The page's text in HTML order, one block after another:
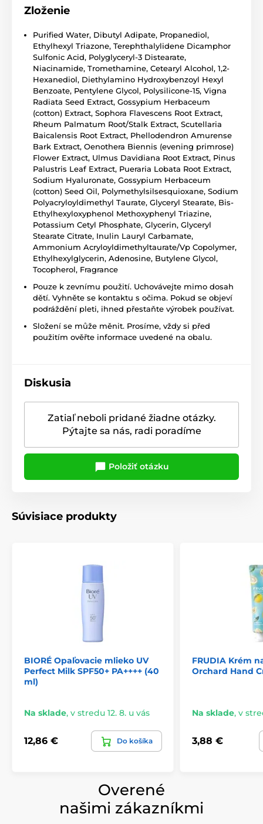
Zloženie
Purified Water, Dibutyl Adipate, Propanediol,
Ethylhexyl Triazone, Terephthalylidene Dicamphor
Sulfonic Acid, Polyglyceryl-3 Distearate,
Niacinamide, Tromethamine, Cetearyl Alcohol, 1,2-
Hexanediol, Diethylamino Hydroxybenzoyl Hexyl
Benzoate, Pentylene Glycol, Polysilicone-15, Vigna
Radiata Seed Extract, Gossypium Herbaceum
(cotton) Extract, Sophora Flavescens Root Extract,
Rheum Palmatum Root/Stalk Extract, Scutellaria
Baicalensis Root Extract, Phellodendron Amurense
Bark Extract, Oenothera Biennis (evening primrose)
Flower Extract, Ulmus Davidiana Root Extract, Pinus
Palustris Leaf Extract, Pueraria Lobata Root Extract,
Sodium Hyaluronate, Gossypium Herbaceum
(cotton) Seed Oil, Polymethylsilsesquioxane, Sodium
Polyacryloyldimethyl Taurate, Glyceryl Stearate, Bis-
Ethylhexyloxyphenol Methoxyphenyl Triazine,
Potassium Cetyl Phosphate, Glycerin, Glyceryl
Stearate Citrate, Inulin Lauryl Carbamate,
Ammonium Acryloyldimethyltaurate/Vp Copolymer,
Ethylhexylglycerin, Adenosine, Butylene Glycol,
Tocopherol, Fragrance
Pouze k zevnímu použití. Uchovávejte mimo dosah
dětí. Vyhněte se kontaktu s očima. Pokud se objeví
podráždění pleti, ihned přestaňte výrobek používat.
Složení se může měnit. Prosíme, vždy si před
použitím ověřte informace uvedené na obalu.
Diskusia
Zatiaľ neboli pridané žiadne otázky.
Pýtajte sa nás, radi poradíme
Položiť otázku
Súvisiace produkty
BIORÉ Opaľovacie mlieko UV
Perfect Milk SPF50+ PA++++ (40
ml)
Na sklade, v stredu 12. 8. u vás
12,86 € Do košíka
FRUDIA Krém
Orchard Hand
Na sklade, v
3,88 €
Overené
našimi zákazníkmi